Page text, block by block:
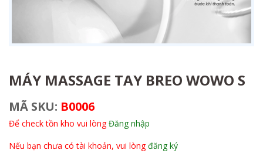
MÁY MASSAGE TAY BREO WOWO S
MÃ SKU: B0006
Để check tồn kho vui lòngĐăng nhập
Nếu bạn chưa có tài khoản, vui lòngđăng ký